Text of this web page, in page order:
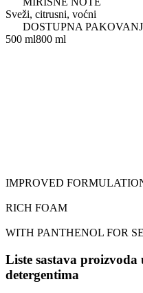
Sveži, citrusni, voćni
DOSTUPNA
500 ml800 ml
IMPROVED
RICH FOAM
WITH PANTHENOL FOR
Liste sastava
detergentima